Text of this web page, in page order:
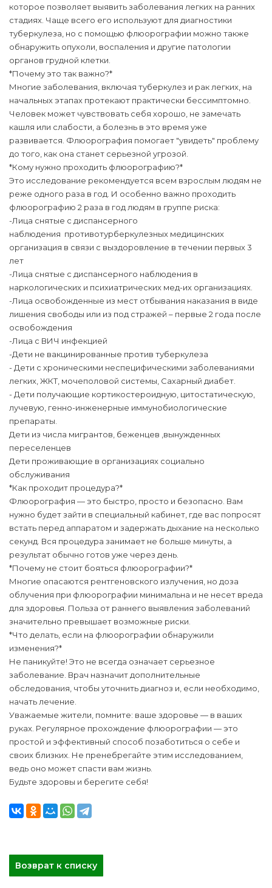
которое позволяет выявить заболевания легких на ранних
стадиях. Чаще всего его используют для диагностики
туберкулеза, но с помощью флюорографии можно также
обнаружить опухоли, воспаления и другие патологии
органов грудной клетки.
*Почему это так важно?*
Многие заболевания, включая туберкулез и рак легких, на
начальных этапах протекают практически бессимптомно.
Человек может чувствовать себя хорошо, не замечать
кашля или слабости, а болезнь в это время уже
развивается. Флюорография помогает "увидеть" проблему
до того, как она станет серьезной угрозой.
*Кому нужно проходить флюорографию?*
Это исследование рекомендуется всем взрослым людям не
реже одного раза в год. И особенно важно проходить
флюорографию 2 раза в год людям в группе риска:
-Лица снятые с диспансерного
наблюдения противотурберкулезных медицинских
организация в связи с выздоровление в течении первых 3
лет
-Лица снятые с диспансерного наблюдения в
наркологических и психиатрических мед-их организациях.
-Лица освобожденные из мест отбывания наказания в виде
лишения свободы или из под стражей – первые 2 года после
освобождения
-Лица с ВИЧ инфекцией
-Дети не вакцинированные против туберкулеза
- Дети с хроническими неспецифическими заболеваниями
легких, ЖКТ, мочеполовой системы, Сахарный диабет.
- Дети получающие кортикостероидную, цитостатическую,
лучевую, генно-инженерные иммунобиологические
препараты.
Дети из числа мигрантов, беженцев ,вынужденных
переселенцев
Дети проживающие в организациях социально
обслуживания
*Как проходит процедура?*
Флюорография — это быстро, просто и безопасно. Вам
нужно будет зайти в специальный кабинет, где вас попросят
встать перед аппаратом и задержать дыхание на несколько
секунд. Вся процедура занимает не больше минуты, а
результат обычно готов уже через день.
*Почему не стоит бояться флюорографии?*
Многие опасаются рентгеновского излучения, но доза
облучения при флюорографии минимальна и не несет вреда
для здоровья. Польза от раннего выявления заболеваний
значительно превышает возможные риски.
*Что делать, если на флюорографии обнаружили
изменения?*
Не паникуйте! Это не всегда означает серьезное
заболевание. Врач назначит дополнительные
обследования, чтобы уточнить диагноз и, если необходимо,
начать лечение.
Уважаемые жители, помните: ваше здоровье — в ваших
руках. Регулярное прохождение флюорографии — это
простой и эффективный способ позаботиться о себе и
своих близких. Не пренебрегайте этим исследованием,
ведь оно может спасти вам жизнь.
Будьте здоровы и берегите себя!
Возврат к списку